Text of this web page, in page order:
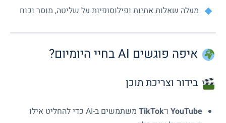
מעלה שאלות אתיות ופילוסופיות על שליטה, מוסר וכוח
איפה פוגשים AI בחיי היומיום?
בידור וצריכת תוכן
YouTube ו־TikTok
משתמשים ב-AI כדי להחליט אילו